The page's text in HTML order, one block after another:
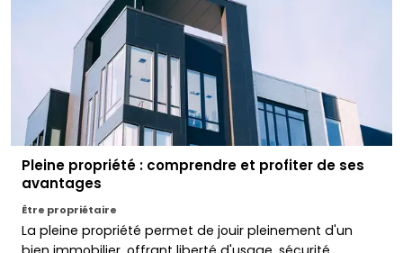
Pleine propriété : comprendre et profiter de ses
avantages
Être propriétaire
La pleine propriété permet de jouir pleinement d'un